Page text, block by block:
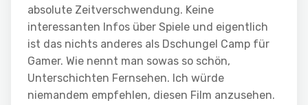
absolute Zeitverschwendung. Keine
interessanten Infos über Spiele und eigentlich
ist das nichts anderes als Dschungel Camp für
Gamer. Wie nennt man sowas so schön,
Unterschichten Fernsehen. Ich würde
niemandem empfehlen, diesen Film anzusehen.